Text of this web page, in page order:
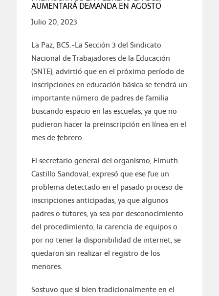
AUMENTARÁ DEMANDA EN AGOSTO
Julio 20, 2023
La Paz, BCS.-La Sección 3 del Sindicato
Nacional de Trabajadores de la Educación
(SNTE), advirtió que en el próximo período de
inscripciones en educación básica se tendrá un
importante número de padres de familia
buscando espacio en las escuelas, ya que no
pudieron hacer la preinscripción en línea en el
mes de febrero.
El secretario general del organismo, Elmuth
Castillo Sandoval, expresó que ese fue un
problema detectado en el pasado proceso de
inscripciones anticipadas, ya que algunos
padres o tutores, ya sea por desconocimiento
del procedimiento, la carencia de equipos o
por no tener la disponibilidad de internet, se
quedaron sin realizar el registro de los
menores.
Sostuvo que si bien tradicionalmente en el